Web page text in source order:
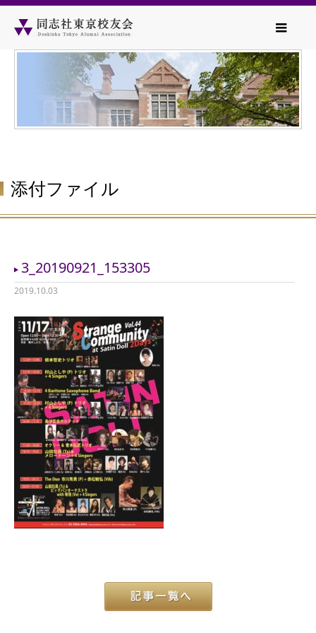
添付ファイル
3_20190921_153305
2019.10.03